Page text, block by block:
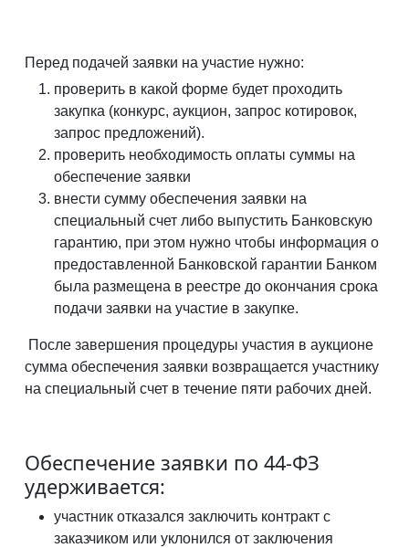
Перед подачей заявки на участие нужно:
проверить в какой форме будет проходить
закупка (конкурс, аукцион, запрос котировок,
запрос предложений).
проверить необходимость оплаты суммы на
обеспечение заявки
внести сумму обеспечения заявки на
специальный счет либо выпустить Банковскую
гарантию, при этом нужно чтобы информация о
предоставленной Банковской гарантии Банком
была размещена в реестре до окончания срока
подачи заявки на участие в закупке.
После завершения процедуры участия в аукционе
сумма обеспечения заявки возвращается участнику
на специальный счет в течение пяти рабочих дней.
Обеспечение заявки по 44-ФЗ
удерживается:
участник отказался заключить контракт с
заказчиком или уклонился от заключения